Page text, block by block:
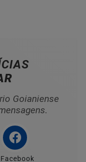
Goianiense
Facebook